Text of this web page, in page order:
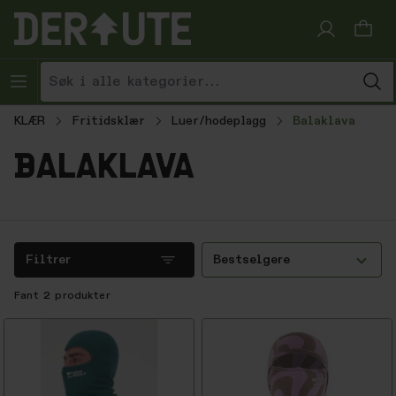
Hopp til innhold
KLÆR Fritidsklær Luer/hodeplagg Balaklava
balaklava
Filtrer Bestselgere
Fant 2 produkter